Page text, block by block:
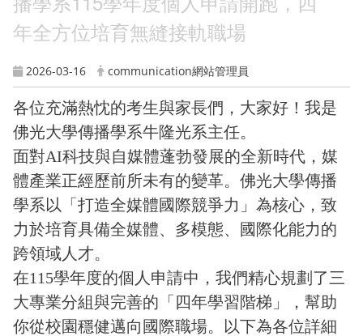
年全方位培育無縫接軌職場
2026-03-16 communication網站管理員
各位充滿熱忱的考生與家長們，大家好！我是
佛光大學傳播學系牛隆光系主任。
面對AI科技與自媒體蓬勃發展的全新時代，媒
體產業正經歷前所未有的變革。佛光大學傳播
學系以「打造全媒體國際競爭力」為核心，致
力於培育具備全媒體、多模態、國際化能力的
跨領域人才。
在115學年度的個人申請中，我們精心規劃了三
大專業分組與完善的「四年學習階梯」，幫助
你從校園穩健邁向國際職場。以下為各位詳細